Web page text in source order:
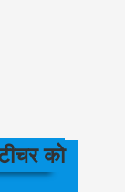
को